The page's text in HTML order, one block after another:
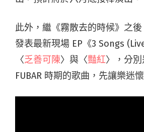
此外，繼《霧散去的時候》之
發表最新現場 EP《3 Songs
〈乏善可陳〉與〈豔紅〉，分
FUBAR 時期的歌曲，先讓樂迷